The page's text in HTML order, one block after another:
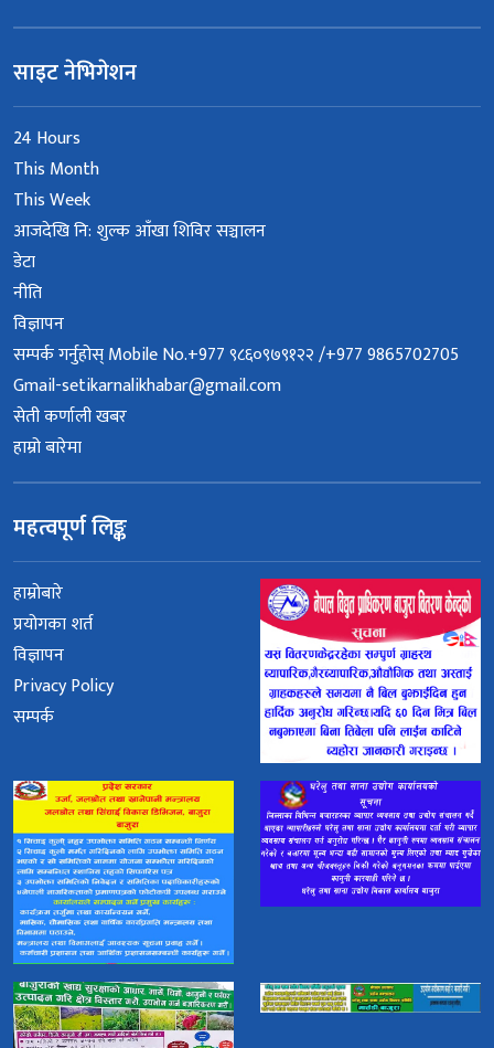
साइट नेभिगेशन
24 Hours
This Month
This Week
आजदेखि नि: शुल्क आँखा शिविर सञ्चालन
डेटा
नीति
विज्ञापन
सम्पर्क गर्नुहोस् Mobile No.+977 ९८६०९७९१२२ /+977 9865702705
Gmail-setikarnalikhabar@gmail.com
सेती कर्णाली खबर
हाम्रो बारेमा
महत्वपूर्ण लिङ्क
हाम्रोबारे
प्रयोगका शर्त
विज्ञापन
Privacy Policy
सम्पर्क